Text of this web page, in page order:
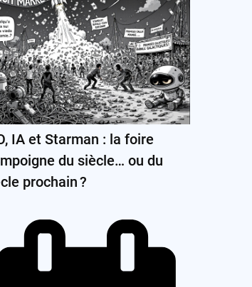
IA et Starman : la foire
du siècle… ou du
prochain ?